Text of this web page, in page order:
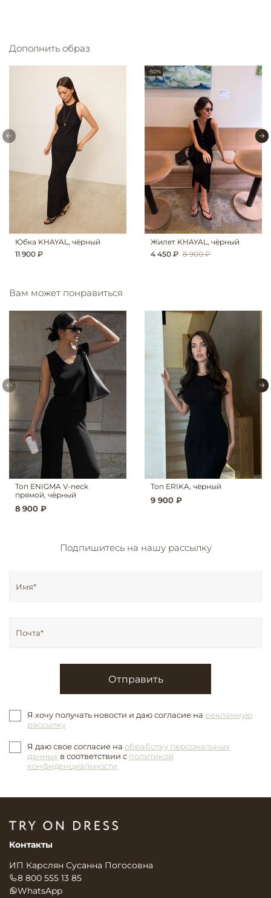
Дополнить образ
Юбка KHAYAL, чёрный
11 900 ₽
-50%
Жилет KHAYAL, чёрный
4 450 ₽ 8 900 ₽
Вам может понравиться
Топ ENIGMA V-neck
прямой, чёрный
8 900 ₽
Топ ERIKA, чёрный
9 900 ₽
Подпишитесь на нашу рассылку
Отправить
Я хочу получать новости и даю согласие на рекламную
рассылку
Я даю свое согласие на обработку персональных
данных в соответствии с политикой
конфиденциальности
Контакты
ИП Карслян Сусанна Погосовна
8 800 555 13 85
WhatsApp